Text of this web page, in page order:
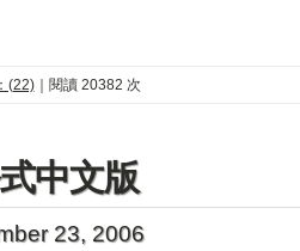
(22)｜閱讀 20382 次
中文版
23, 2006